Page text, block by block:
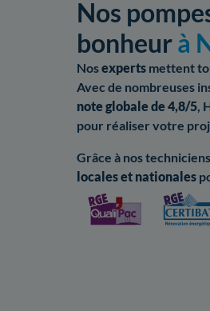
Nos
bonheurà
Nosexperts mettent
Avec de nombreuses
note globale de 4,8/5 ,
pour réaliser votre
Grâce à nos
localeset nationales